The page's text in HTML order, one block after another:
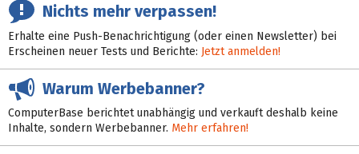
Nichts mehr verpassen!
Erhalte eine Push-Benachrichtigung (oder einen Newsletter) bei
Erscheinen neuer Tests und Berichte: Jetzt anmelden!
Warum Werbebanner?
ComputerBase berichtet unabhängig und verkauft deshalb keine
Inhalte, sondern Werbebanner. Mehr erfahren!